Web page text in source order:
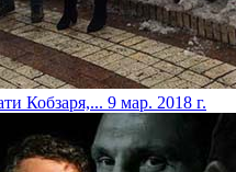
Кобзаря,... 9 мар. 2018 г.